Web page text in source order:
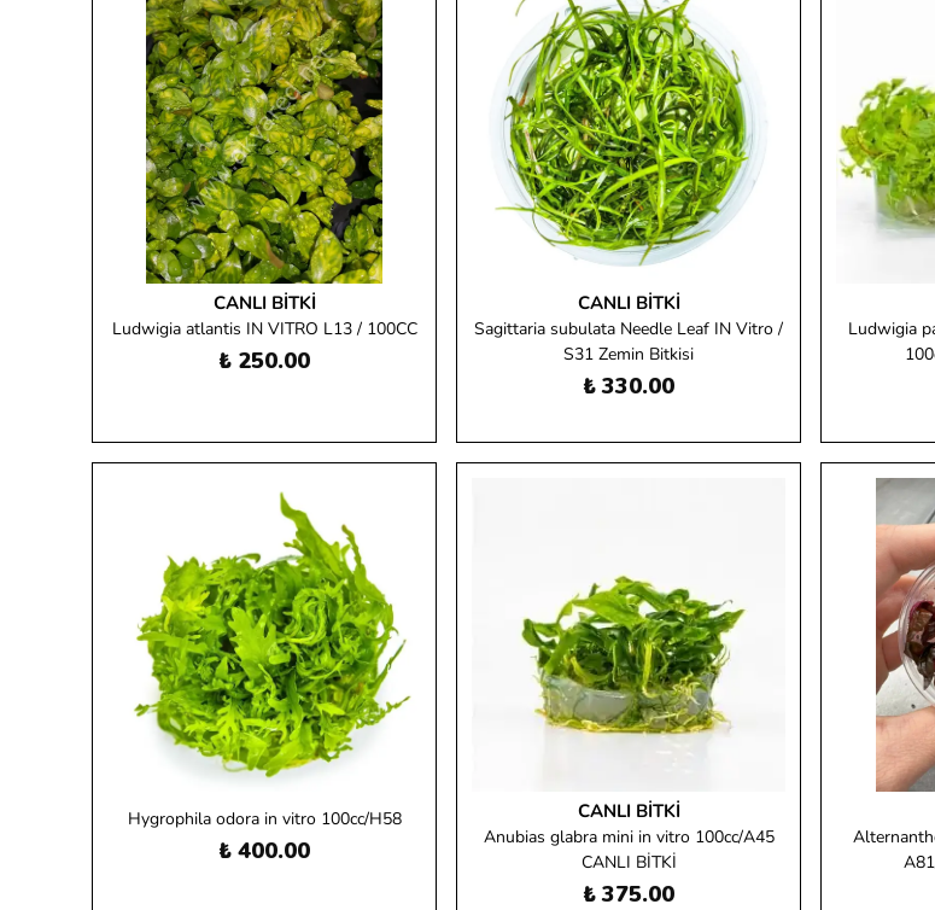
CANLI BITKI
Ludwigia atlantis IN VITRO L13 / 100CC
₺ 250.00
CANLI BITKI
Sagittaria subulata Needle Leaf IN Vitro /
S31 Zemin Bitkisi
₺ 330.00
Ludwigia
Hygrophila odora in vitro 100cc/H58
₺ 400.00
CANLI BITKI
Anubias glabra mini in vitro 100cc/A45
CANLI BİTKİ
₺ 375.00